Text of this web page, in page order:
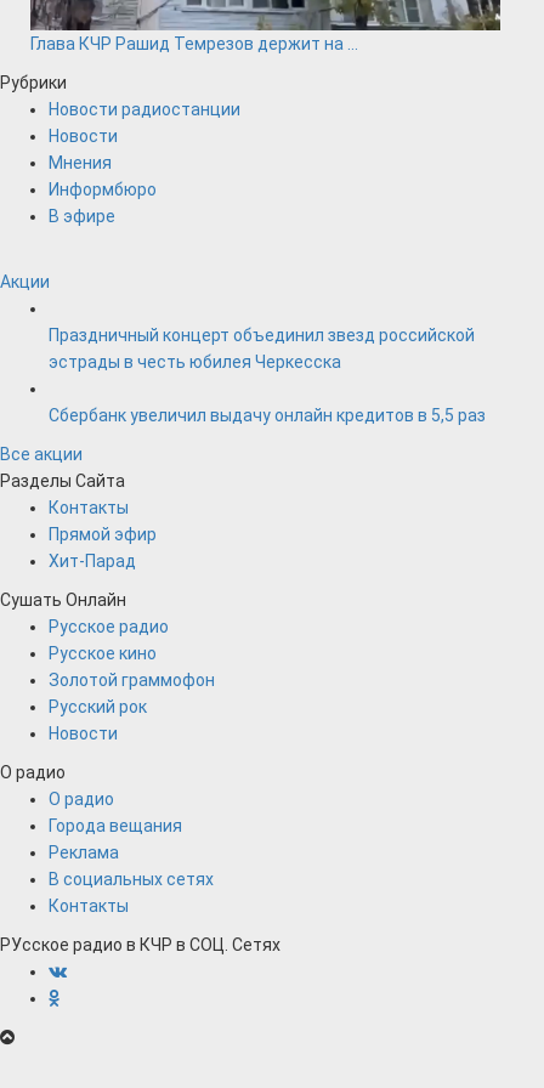
Глава КЧР Рашид Темрезов держит на ...
Рубрики
Новости радиостанции
Новости
Мнения
Информбюро
В эфире
Акции
Праздничный концерт объединил звезд российской
эстрады в честь юбилея Черкесска
Сбербанк увеличил выдачу онлайн кредитов в 5,5 раз
Все акции
Разделы Сайта
Контакты
Прямой эфир
Хит-Парад
Сушать Онлайн
Русское радио
Русское кино
Золотой граммофон
Русский рок
Новости
О радио
О радио
Города вещания
Реклама
В социальных сетях
Контакты
РУсское радио в КЧР в СОЦ. Сетях